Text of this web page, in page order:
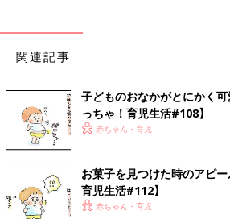
やはり、あっさり突っ返されました。
なかなか頑固！
あんなに母さんがご飯を食べている時は
関連記事
子どものおなかがとにかく
っちゃ！育児生活#108】
赤ちゃん・育児
お菓子を見つけた時のアピ
育児生活#112】
赤ちゃん・育児